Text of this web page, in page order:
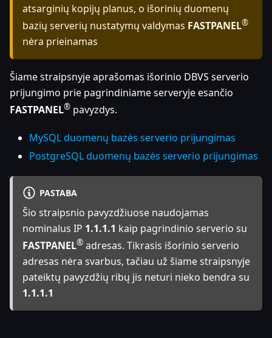
atsarginių kopijų planus, o išorinių duomenų
bazių serverių nustatymų valdymas FASTPANEL®
nėra prieinamas
Šiame straipsnyje aprašomas išorinio DBVS serverio
prijungimo prie pagrindiniame serveryje esančio
FASTPANEL® pavyzdys.
MySQL duomenų bazės serverio prijungimas
PostgreSQL duomenų bazės serverio prijungimas
PASTABA
Šio straipsnio pavyzdžiuose naudojamas
nominalus IP 1.1.1.1 kaip pagrindinio serverio su
FASTPANEL® adresas. Tikrasis išorinio serverio
adresas nėra svarbus, tačiau už šiame straipsnyje
pateiktų pavyzdžių ribų jis neturi nieko bendra su
1.1.1.1